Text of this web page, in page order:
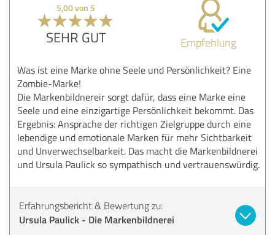
5,00 von 5
SEHR GUT Empfehlung
Was ist eine Marke ohne Seele und Persönlichkeit? Eine
Zombie-Marke!
Die Markenbildnereir sorgt dafür, dass eine Marke eine
Seele und eine einzigartige Persönlichkeit bekommt. Das
Ergebnis: Ansprache der richtigen Zielgruppe durch eine
lebendige und emotionale Marken für mehr Sichtbarkeit
und Unverwechselbarkeit. Das macht die Markenbildnerei
und Ursula Paulick so sympathisch und vertrauenswürdig.
Erfahrungsbericht & Bewertung zu:
Ursula Paulick - Die Markenbildnerei